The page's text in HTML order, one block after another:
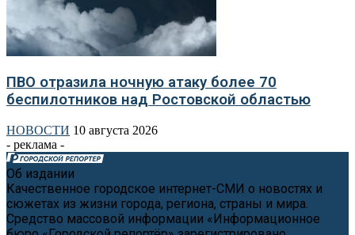
ПВО отразила ночную атаку более 70
беспилотников над Ростовской областью
НОВОСТИ 10 августа 2026
- реклама -
Об издании
Качественное городское интернет-СМИ о новостях и
сюжетах из жизни города, региона, страны и мира.
Средство массовой информации «Информационное